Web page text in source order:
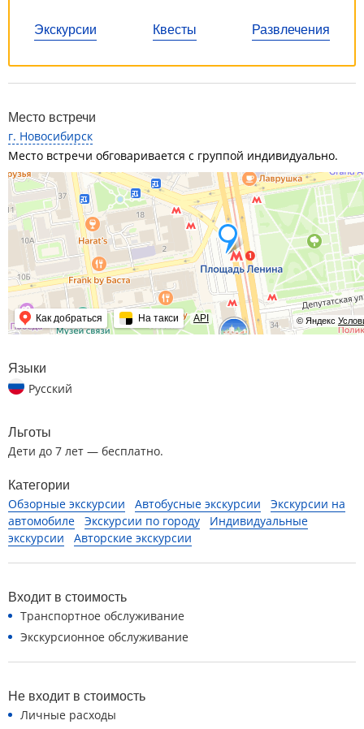
Экскурсии Квесты Развлечения
Место встречи
г. Новосибирск
Место встречи обговаривается с группой индивидуально.
© Яндекс
Как добраться На такси API
Языки
Русский
Льготы
Дети до 7 лет — бесплатно.
Категории
Обзорные экскурсии Автобусные экскурсии
Экскурсии на
автомобиле
Экскурсии по городу
Индивидуальные
экскурсии
Авторские экскурсии
Входит в стоимость
Транспортное обслуживание
Экскурсионное обслуживание
Не входит в стоимость
Личные расходы